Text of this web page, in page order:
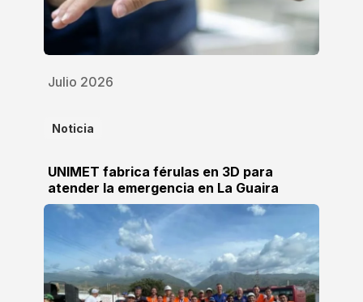
Julio 2026
Noticia
UNIMET fabrica férulas en 3D para
atender la emergencia en La Guaira